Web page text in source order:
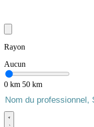
Rayon
Aucun
0 km 50 km